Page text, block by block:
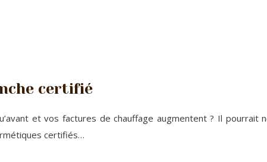
certifié
et vos factures de chauffage augmentent ? Il
certifiés…